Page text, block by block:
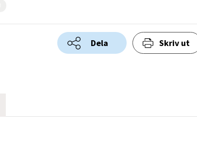
Dela Skriv ut